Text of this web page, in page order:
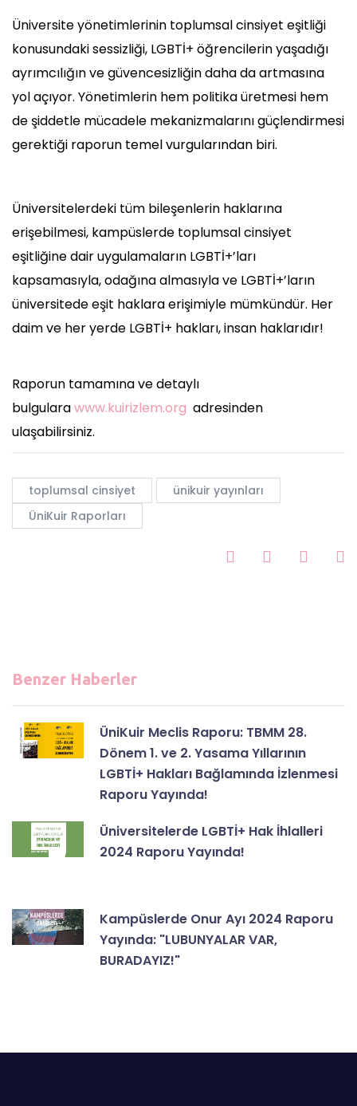
Üniversite yönetimlerinin toplumsal cinsiyet eşitliği
konusundaki sessizliği, LGBTİ+ öğrencilerin yaşadığı
ayrımcılığın ve güvencesizliğin daha da artmasına
yol açıyor. Yönetimlerin hem politika üretmesi hem
de şiddetle mücadele mekanizmalarını güçlendirmesi
gerektiği raporun temel vurgularından biri.
Üniversitelerdeki tüm bileşenlerin haklarına
erişebilmesi, kampüslerde toplumsal cinsiyet
eşitliğine dair uygulamaların LGBTİ+’ları
kapsamasıyla, odağına almasıyla ve LGBTİ+’ların
üniversitede eşit haklara erişimiyle mümkündür. Her
daim ve her yerde LGBTİ+ hakları, insan haklarıdır!
Raporun tamamına ve detaylı
bulgularawww.kuirizlem.org adresinden
ulaşabilirsiniz.
toplumsal cinsiyet
ünikuir yayınları
ÜniKuir Raporları
Benzer Haberler
ÜniKuir Meclis Raporu: TBMM 28.
Dönem 1. ve 2. Yasama Yıllarının
LGBTİ+ Hakları Bağlamında İzlenmesi
Raporu Yayında!
Üniversitelerde LGBTİ+ Hak İhlalleri
2024 Raporu Yayında!
Kampüslerde Onur Ayı 2024 Raporu
Yayında: "LUBUNYALAR VAR,
BURADAYIZ!"